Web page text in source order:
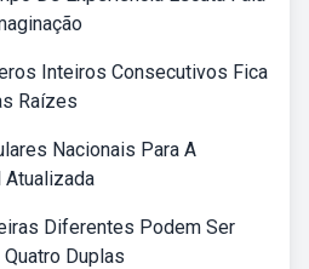
Inteiros Consecutivos Fica
Raízes
Nacionais Para A
Atualizada
Diferentes Podem Ser
Duplas